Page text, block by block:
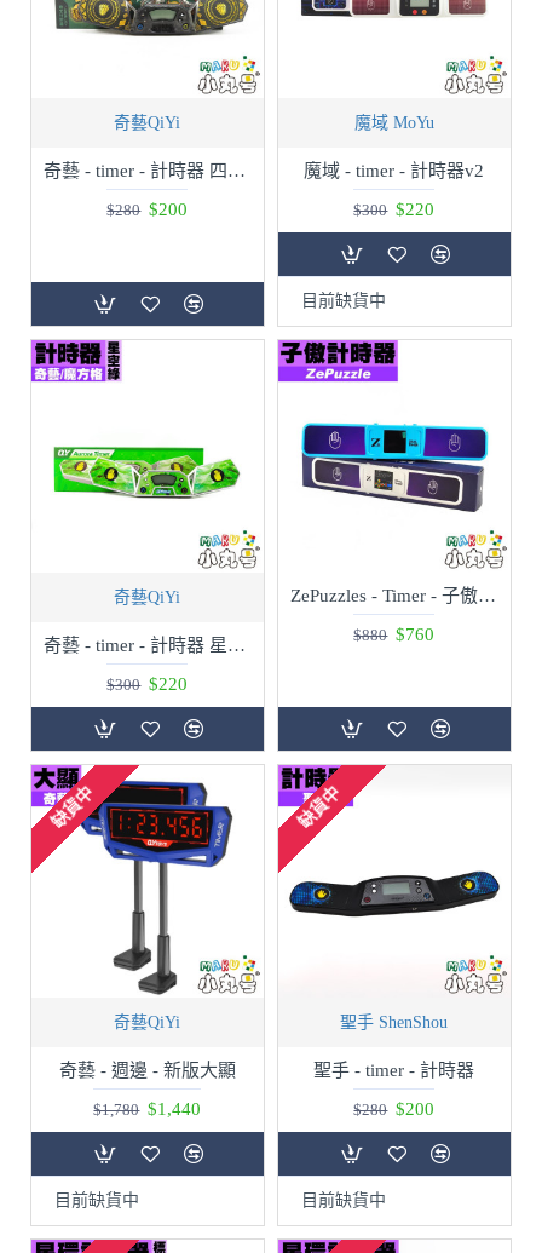
奇藝QiYi
奇藝 - timer - 計時器 四聖獸 玄武
$200
$280
魔域 MoYu
魔域 - timer - 計時器v2
$220
$300
目前缺貨中
奇藝QiYi
奇藝 - timer - 計時器 星空綠
$220
$300
ZePuzzles - Timer - 子傲計時器
$760
$880
缺貨中
奇藝QiYi
奇藝 - 週邊 - 新版大顯
$1,440
$1,780
目前缺貨中
缺貨中
聖手 ShenShou
聖手 - timer - 計時器
$200
$280
目前缺貨中